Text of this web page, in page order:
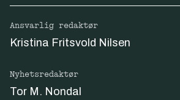
Ansvarlig redaktør
Kristina Fritsvold Nilsen
Nyhetsredaktør
Tor M. Nondal